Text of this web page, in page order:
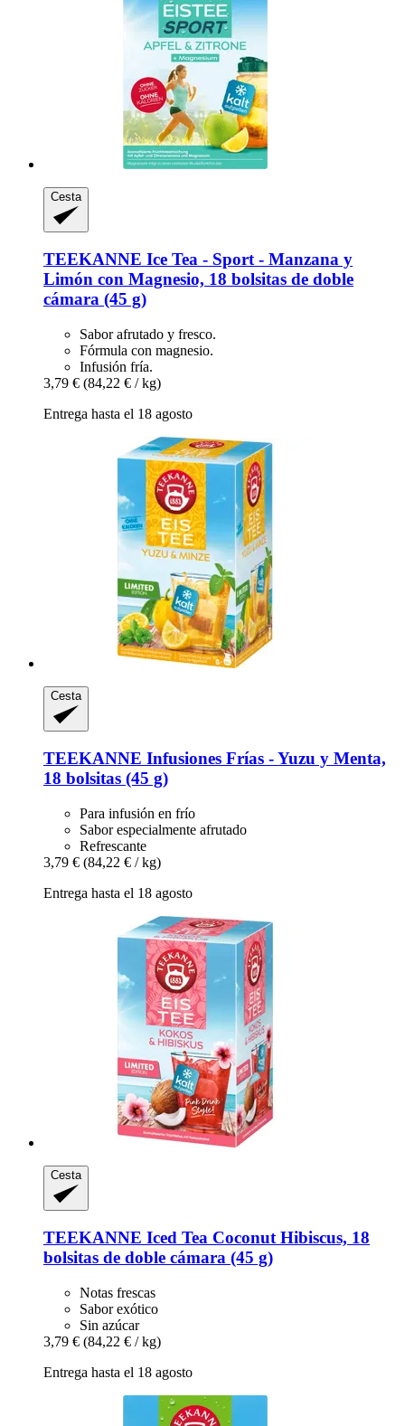
Cesta
TEEKANNE Ice Tea -​ Sport -​ Manzana y
Limón con Magnesio, 18 bolsitas de doble
cámara (45 g)
Sabor afrutado y fresco.
Fórmula con magnesio.
Infusión fría.
3,79 € (84,22 € / kg)
Entrega hasta el 18 agosto
Cesta
TEEKANNE Infusiones Frías -​ Yuzu y Menta,
18 bolsitas (45 g)
Para infusión en frío
Sabor especialmente afrutado
Refrescante
3,79 € (84,22 € / kg)
Entrega hasta el 18 agosto
Cesta
TEEKANNE Iced Tea Coconut Hibiscus, 18
bolsitas de doble cámara (45 g)
Notas frescas
Sabor exótico
Sin azúcar
3,79 € (84,22 € / kg)
Entrega hasta el 18 agosto